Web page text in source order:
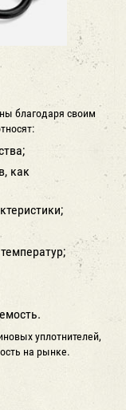
благодаря своим
как
уплотнителей,
на рынке.